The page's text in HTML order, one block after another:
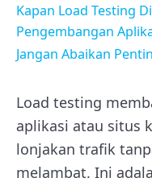
Kapan Load Testing
Pengembangan
Jangan Abaikan
Load testing
aplikasi atau situs
lonjakan trafik
melambat. Ini